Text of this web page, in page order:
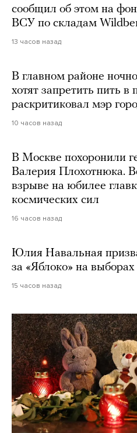
сообщил об этом на
ВСУ по складам
13 часов назад
В главном районе
хотят запретить пить
раскритиковал мэр
10 часов назад
В Москве похоронили
Валерия Плохотнюка.
взрыве на юбилее
космических сил
16 часов назад
Юлия Навальная
за «Яблоко» на
15 часов назад